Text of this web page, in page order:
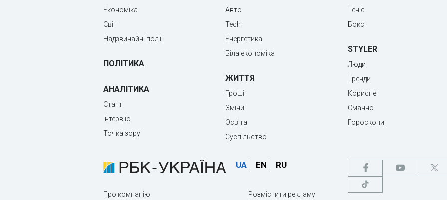
Економіка
Світ
Надзвичайні події
ПОЛІТИКА
АНАЛІТИКА
Статті
Інтерв'ю
Точка зору
Авто
Tech
Енергетика
Біла економіка
ЖИТТЯ
Гроші
Зміни
Освіта
Суспільство
Теніс
Бокс
STYLER
Люди
Тренди
Корисне
Смачно
Гороскопи
UA EN RU
Про компанію Розмістити рекламу